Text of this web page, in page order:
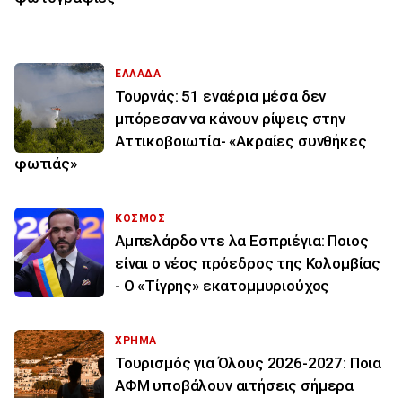
ΕΛΛΑΔΑ
Τουρνάς: 51 εναέρια μέσα δεν
μπόρεσαν να κάνουν ρίψεις στην
Αττικοβοιωτία- «Ακραίες συνθήκες
φωτιάς»
ΚΟΣΜΟΣ
Αμπελάρδο ντε λα Εσπριέγια: Ποιος
είναι ο νέος πρόεδρος της Κολομβίας
- Ο «Τίγρης» εκατομμυριούχος
ΧΡΗΜΑ
Τουρισμός για Όλους 2026-2027: Ποια
ΑΦΜ υποβάλουν αιτήσεις σήμερα